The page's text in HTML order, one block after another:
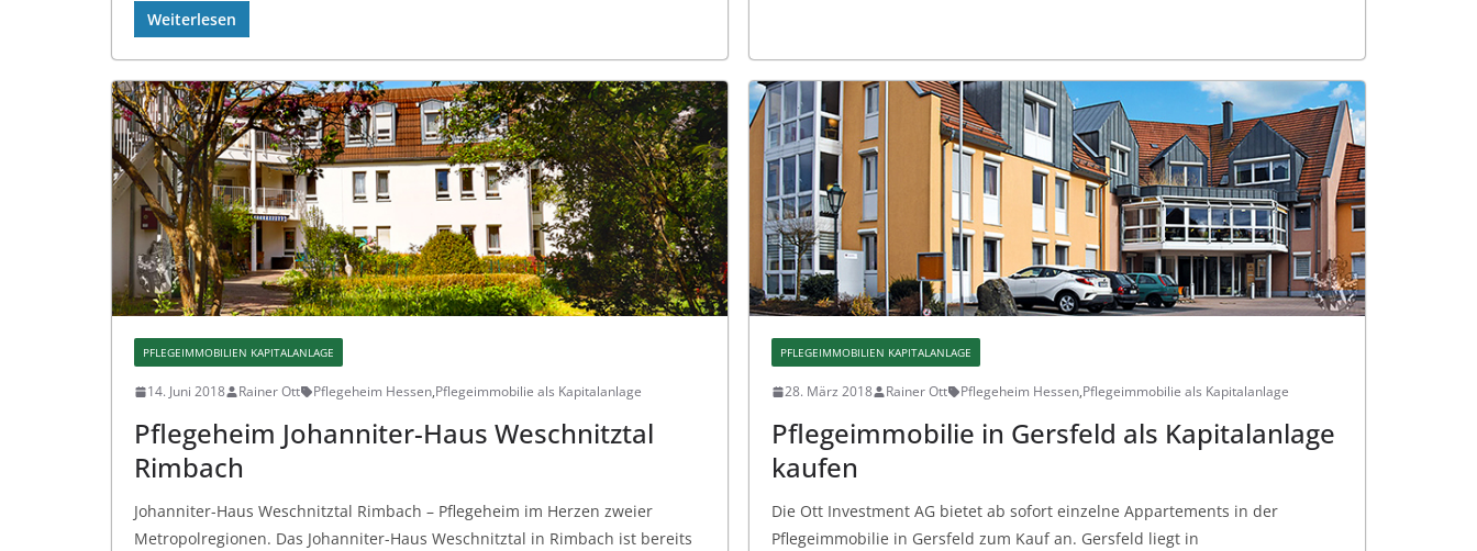
Weiterlesen
PFLEGEIMMOBILIEN KAPITALANLAGE
14. Juni 2018 Rainer Ott Pflegeheim Hessen,Pflegeimmobilie als Kapitalanlage
Pflegeheim Johanniter-Haus Weschnitztal
Rimbach
Johanniter-Haus Weschnitztal Rimbach – Pflegeheim im Herzen zweier
Metropolregionen. Das Johanniter-Haus Weschnitztal in Rimbach ist bereits
PFLEGEIMMOBILIEN KAPITALANLAGE
28. März 2018 Rainer Ott Pflegeheim Hessen,Pflegeimmobilie als Kapitalanlage
Pflegeimmobilie in Gersfeld als Kapitalanlage
kaufen
Die Ott Investment AG bietet ab sofort einzelne Appartements in der
Pflegeimmobilie in Gersfeld zum Kauf an. Gersfeld liegt in